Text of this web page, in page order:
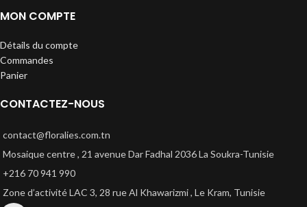
MON COMPTE
Détails du compte
Commandes
Panier
CONTACTEZ-NOUS
contact@floralies.com.tn
Mosaique centre , 21 avenue Dar Fadhal 2036 La Soukra-Tunisie
+216 70 941 990
Zone d’activité LAC 3, 28 rue Al Khawarizmi , Le Kram, Tunisie